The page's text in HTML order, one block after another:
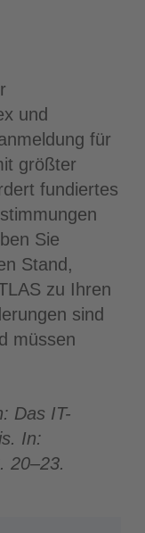
und
für
größter
fundiertes
Sie
Stand,
zu Ihren
sind
müssen
Das IT-
In:
20–23.